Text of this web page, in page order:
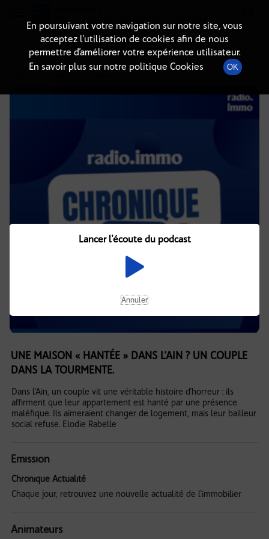
DÉTAILS DE L'ÉMISSION
UNE MAISON « HANTÉE » DANS L’AIN ? UN COUPLE
DANS LA TOURMENTE.
Dans l’Ain, un couple vit une véritable histoire d’horreur : ils
affirment que leur appartement est hanté par une présence
maléfique. Ils aimeraient changer de logement, mais leur bailleur
social refuse. Elodie Rabelle
Emission
Chronique Actualité
Chaque jour, retrouvez une nouvelle actualité de l'immobilier
Animateurs
En poursuivant votre navigation sur notre site, vous
acceptez l’utilisation de cookies afin de nous
permettre d’améliorer votre expérience utilisateur.
En savoir plus sur notre politique Cookies
OK
Lancer l'écoute du podcast
Annuler